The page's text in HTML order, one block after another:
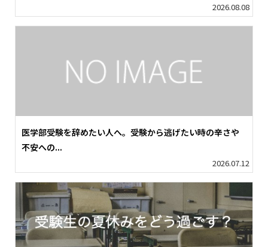
2026.08.08
医学部受験を辞めたい人へ。受験から逃げたい時の辛さや
不安への...
2026.07.12